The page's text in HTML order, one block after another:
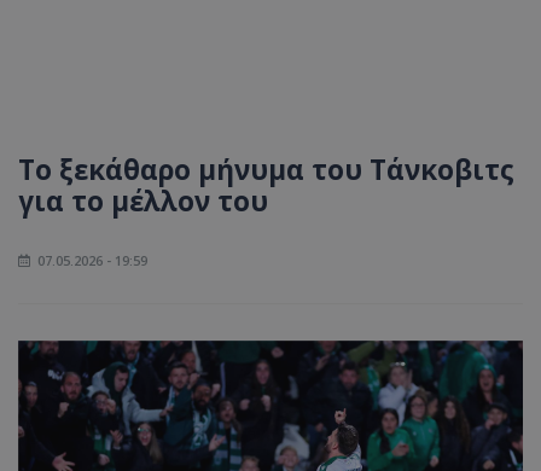
Το ξεκάθαρο μήνυμα του Τάνκοβιτς
για το μέλλον του
07.05.2026 - 19:59